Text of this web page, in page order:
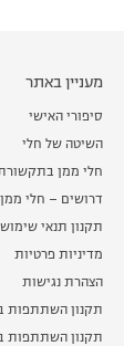
מעניין באתר
סיפורי האישי
השיטה של חלי
חלי ממן
דרושים – חלי ממן
תקנון תנאי
מדיניות פרטיות
הצהרת נגישות
תקנון השתתפות
תקנון השתתפות